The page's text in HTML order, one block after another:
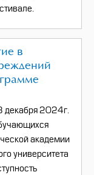
в
декабря 2024г.
академии
университета